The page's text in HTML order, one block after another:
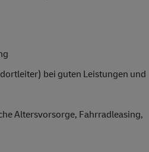
bei guten Leistungen und
Altersvorsorge, Fahrradleasing,